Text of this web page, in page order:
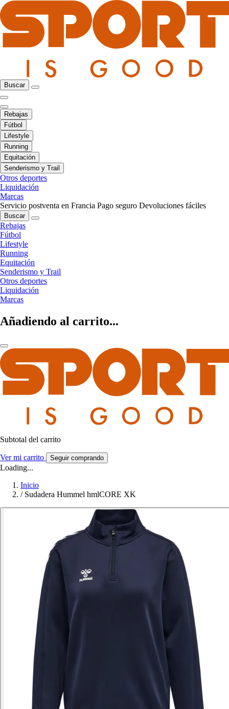
Buscar
Rebajas
Fútbol
Lifestyle
Running
Equitación
Senderismo y Trail
Otros deportes
Liquidación
Marcas
Servicio postventa en Francia Pago seguro Devoluciones fáciles
Buscar
Rebajas
Fútbol
Lifestyle
Running
Equitación
Senderismo y Trail
Otros deportes
Liquidación
Marcas
Añadiendo al carrito...
Subtotal del carrito
Ver mi carrito Seguir comprando
Loading...
Inicio
/ Sudadera Hummel hmlCORE XK